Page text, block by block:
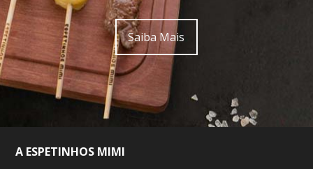
Saiba Mais
A ESPETINHOS MIMI